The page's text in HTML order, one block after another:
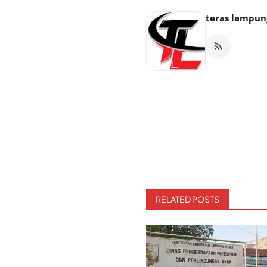
teras
RELATED POSTS